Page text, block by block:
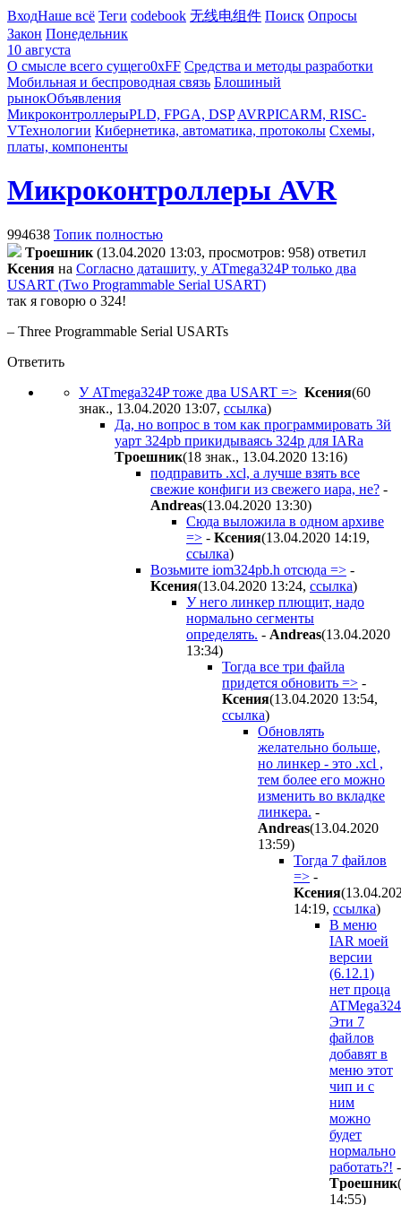
ВходНаше всё Теги codebook 无线电组件 Поиск Опросы
Закон Понедельник
10 августа
О смысле всего сущего0xFF Средства и методы разработки
Мобильная и беспроводная связь Блошиный
рынокОбъявления
МикроконтроллерыPLD, FPGA, DSP AVRPICARM, RISC-
VТехнологии Кибернетика, автоматика, протоколы Схемы,
платы, компоненты
Микроконтроллеры AVR
994638 Топик полностью
Tpoeшник (13.04.2020 13:03, просмотров: 958) ответил
Kceния на Согласно даташиту, у ATmega324P только два
USART (Two Programmable Serial USART)
так я говорю о 324!
– Three Programmable Serial USARTs
Ответить
У ATmega324P тоже два USART => Kceния(60
знак., 13.04.2020 13:07, ссылка)
Да, но вопрос в том как программировать 3й
уарт 324pb прикидываясь 324p для IARa
Tpoeшник(18 знак., 13.04.2020 13:16)
подправить .xcl, а лучше взять все
свежие конфиги из свежего иара, не? -
Andreas(13.04.2020 13:30)
Сюда выложила в одном архиве
=> - Kceния(13.04.2020 14:19,
ссылка)
Возьмите iom324pb.h отсюда => -
Kceния(13.04.2020 13:24, ссылка)
У него линкер плющит, надо
нормально сегменты
определять. - Andreas(13.04.2020
13:34)
Тогда все три файла
придется обновить => -
Kceния(13.04.2020 13:54,
ссылка)
Обновлять
желательно больше,
но линкер - это .xcl ,
тем более его можно
изменить во вкладке
линкера. -
Andreas(13.04.2020
13:59)
Тогда 7 файлов
=> -
Kceния
14:19, ссылка)
В меню
IAR моей
версии
(6.12.1)
нет проца
Эти 7
файлов
добавят в
меню этот
чип и с
ним
можно
будет
нормально
работать?! -
Tpoeшник
14:55)